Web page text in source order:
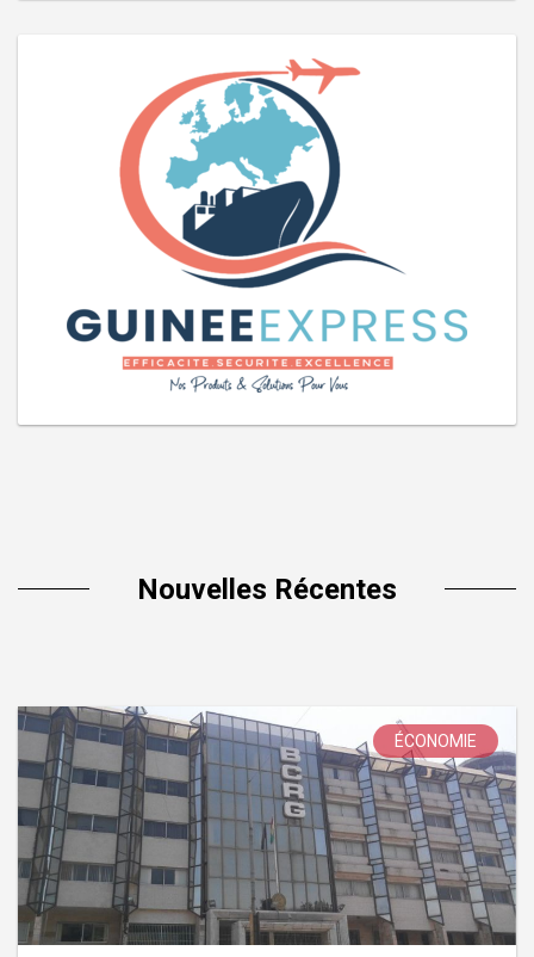
Nouvelles Récentes
ÉCONOMIE